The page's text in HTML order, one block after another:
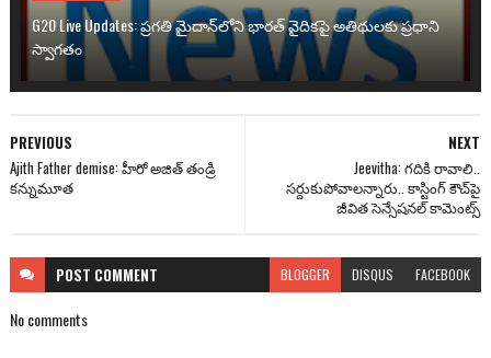
G20 Live Updates: ప్రగతి మైదాన్‌లోని భారత్ వైదికపై అతిథులకు ప్రధాని
స్వాగతం
NEXT
Jeevitha: గ‌దికి రావాలి..
స‌ర్దుకుపోవాలన్నారు.. కాస్టింగ్ కౌచ్‌పై
జీవిత సెన్సేష‌న‌ల్ కామెంట్స్‌
PREVIOUS
Ajith Father demise: హీరో అజిత్ తండ్రి
క‌న్నుమూత‌
POST COMMENT BLOGGER DISQUS FACEBOOK
No comments